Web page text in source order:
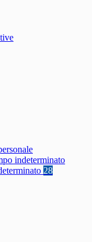
indeterminato
28